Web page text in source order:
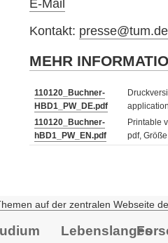
E-Mail
Kontakt: presse@tum.de
MEHR
110120_Buchner-
HBD1_PW_DE.pdf
110120_Buchner-
hBD1_PW_EN.pdf
Printable
pdf,
auf der zentralen Webseite
Lebenslanges